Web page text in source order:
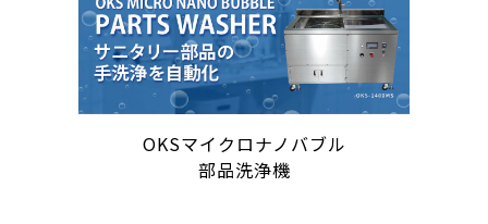
OKSマイクロナノバブル
部品洗浄機